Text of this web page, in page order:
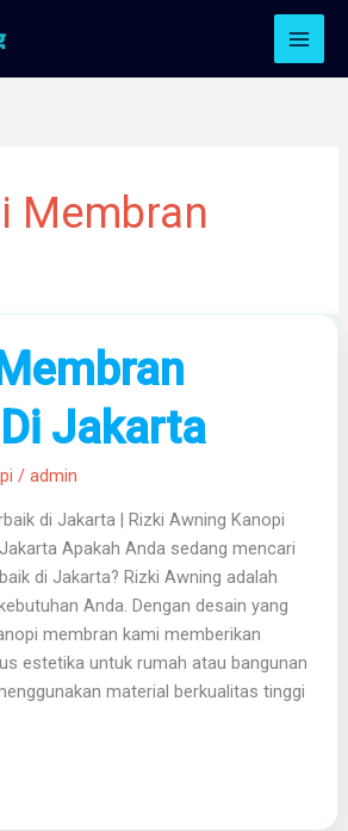
Membran
Jakarta
/admin
di Jakarta | Rizki Awning Kanopi
Apakah Anda sedang mencari
di Jakarta? Rizki Awning adalah
Anda. Dengan desain yang
membran kami memberikan
estetika untuk rumah atau bangunan
material berkualitas tinggi